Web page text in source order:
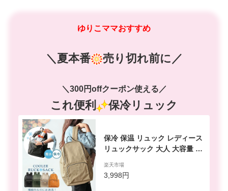
ゆりこママおすすめ
＼夏本番 売り切れ前に／
＼300円offクーポン使える／
これ便利 保冷リュック
保冷 保温 リュック レディース
リュックサック 大人 大容量 お
ク バック クーラーリュック バ
ッグ ショッピングバッグ 大き
楽天市場
3,998円